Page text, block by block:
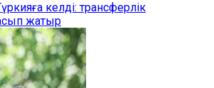
келді: трансферлік
жатыр